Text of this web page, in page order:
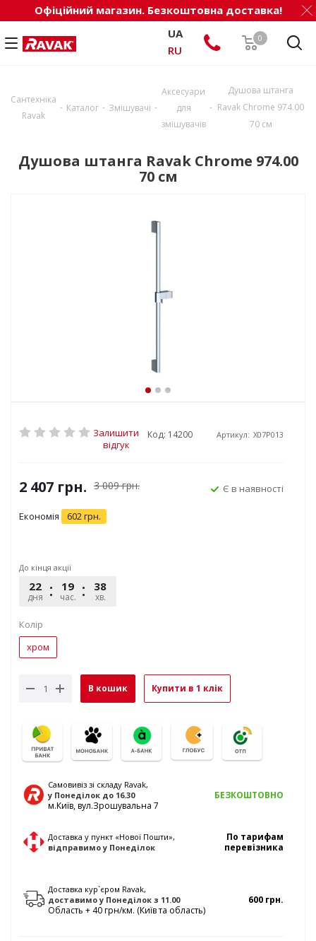
Офіційний магазин. Безкоштовна доставка!
0
UA
RU
Сантехніка
Ravak
- Каталог - Змішувачі -
Аксесуари
для
змішувачів
-
Душова штанга
Ravak Chrome 974.00
70 см
Душова штанга Ravak Chrome 974.00
70 см
Залишити
відгук
Код: 14200 Артикул: X07P013
2 407 грн. 3 009грн.
Економія 602грн.
Є в наявності
До кінця акції
22
дня
19
час.
38
хв.
Колір
хром
В кошик Купити в 1 клік
Самовивіз зі складу Ravak,
у Понеділок до 16.30
м.Київ, вул.Зрошувальна 7
БЕЗКОШТОВНО
Доставка у пункт «Нової Пошти»,
відправимоу Понеділок
По тарифам
перевізника
Доставка кур`єром Ravak,
доставимоу Понеділок з 11.00
Область + 40 грн/км. (Київ та область)
600 грн.